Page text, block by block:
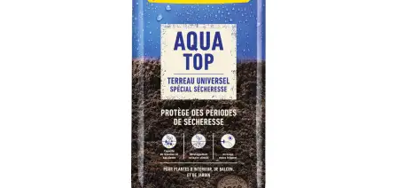
Qui sommes-nous ?